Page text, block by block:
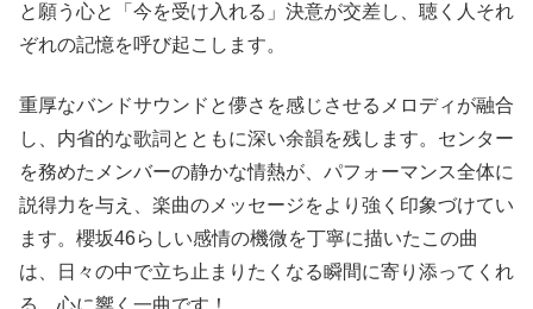
と願う心と「今を受け入れる」決意が交差し、聴く人それ
ぞれの記憶を呼び起こします。
重厚なバンドサウンドと儚さを感じさせるメロディが融合
し、内省的な歌詞とともに深い余韻を残します。センター
を務めたメンバーの静かな情熱が、パフォーマンス全体に
説得力を与え、楽曲のメッセージをより強く印象づけてい
ます。櫻坂46らしい感情の機微を丁寧に描いたこの曲
は、日々の中で立ち止まりたくなる瞬間に寄り添ってくれ
る、心に響く一曲です！